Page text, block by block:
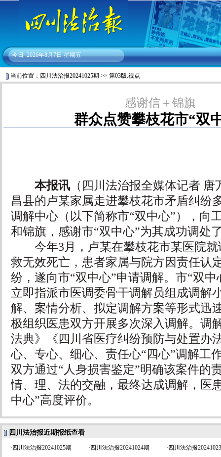
今日 2026年8月7日 星期五
当前位置： 四川法治报20241025期 >> 第03版:视点
感谢信＋锦旗
群众点赞攀枝花市“双
本报讯 （四川法治报全媒体记者
昌县的卢某家属走进攀枝花市矛盾纠纷
调解中心（以下简称市“双中心”），向
和锦旗，感谢市“双中心”为其成功调处
今年3月，卢某在攀枝花市某医院就
救无效死亡，患者家属与院方因责任认
纷，遂向市“双中心”申请调解。市“双
立即指派市医调委骨干调解员组成调解
解、案情分析、拟定调解方案等形式迅
极组织医患双方开展多次深入调解。调
法典》《四川省医疗纠纷预防与处置办
心、专心、细心、责任心“四心”调解工
双方通过“人身损害鉴定”明确该案件的
情、理、法的交融，最终达成调解，医
中心”高度评价。
四川法治报近期报纸查看
· 四川法治报20241025期 · 四川法治报20241024期 · 四川法治报